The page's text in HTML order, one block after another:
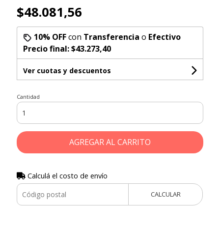
$48.081,56
10% OFFcon Transferencia o Efectivo
Precio final:$43.273,40
Ver cuotas y descuentos
Cantidad
AGREGAR AL CARRITO
Calculá el costo de envío
CALCULAR